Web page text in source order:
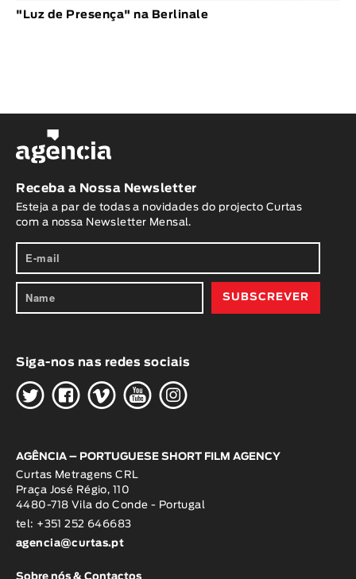
"Luz de Presença" na Berlinale
Receba a Nossa Newsletter
Esteja a par de todas a novidades do projecto Curtas
com a nossa Newsletter Mensal.
Siga-nos nas redes sociais
HGWOK
AGÊNCIA – PORTUGUESE SHORT FILM AGENCY
Curtas Metragens CRL
Praça José Régio, 110
4480-718 Vila do Conde - Portugal
tel: +351 252 646683
agencia@curtas.pt